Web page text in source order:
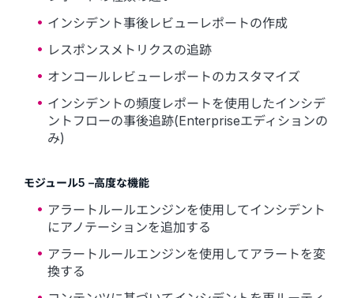
インシデント事後レビューレポートの作成
レスポンスメトリクスの追跡
オンコールレビューレポートのカスタマイズ
インシデントの頻度レポートを使用したインシデ
ントフローの事後追跡(Enterpriseエディションの
み)
モジュール5 –高度な機能
アラートルールエンジンを使用してインシデント
にアノテーションを追加する
アラートルールエンジンを使用してアラートを変
換する